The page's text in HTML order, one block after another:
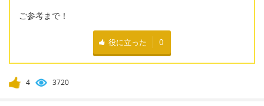
ご参考まで！
役に立った 0
4 3720